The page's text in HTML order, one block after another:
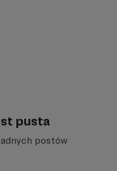
pusta
postów